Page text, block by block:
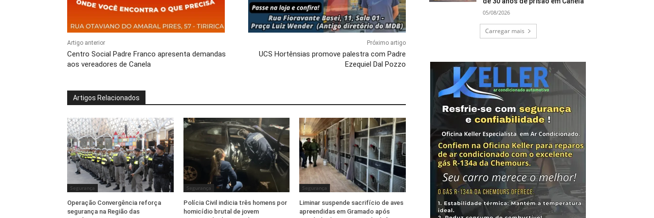
Artigo anterior
Centro Social Padre Franco apresenta demandas
aos vereadores de Canela
Próximo artigo
UCS Hortênsias promove palestra com Padre
Ezequiel Dal Pozzo
Artigos Relacionados
Segurança
Operação Convergência reforça
segurança na Região das
Segurança
Polícia Civil indicia três homens por
homicídio brutal de jovem
Segurança
Liminar suspende sacrifício de aves
apreendidas em Gramado após
05/08/2026
Carregar mais